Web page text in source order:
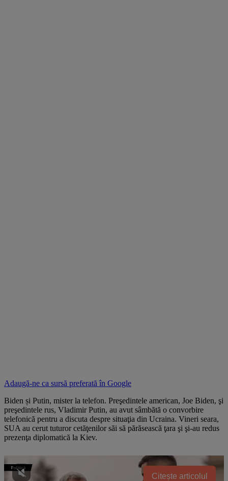
Adaugă-ne ca sursă preferată în Google
Biden și Putin, mister la telefon. Preşedintele american, Joe Biden, şi
preşedintele rus, Vladimir Putin, au avut sâmbătă o convorbire
telefonică pentru a discuta despre situaţia din Ucraina. Vineri seara,
SUA au cerut tuturor cetăţenilor săi să părăsească ţara şi şi-au redus
prezenţa diplomatică la Kiev.
Citește articolul